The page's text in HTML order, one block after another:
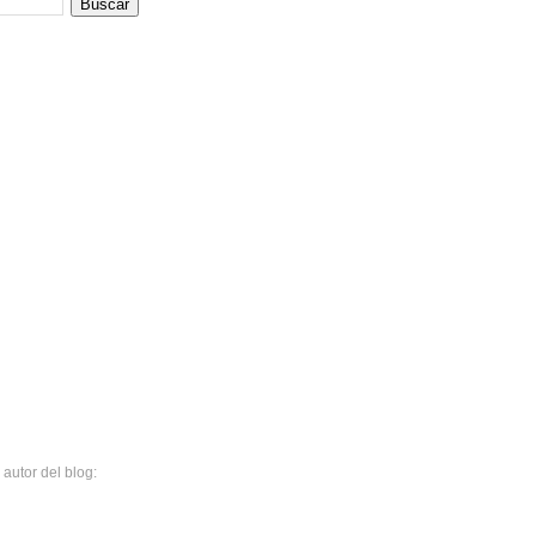
del blog: